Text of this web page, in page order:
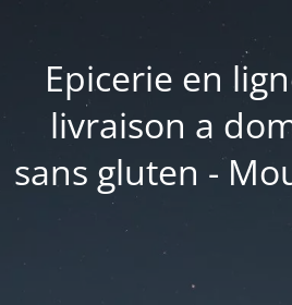
Epicerie en
livraison a
sans gluten -